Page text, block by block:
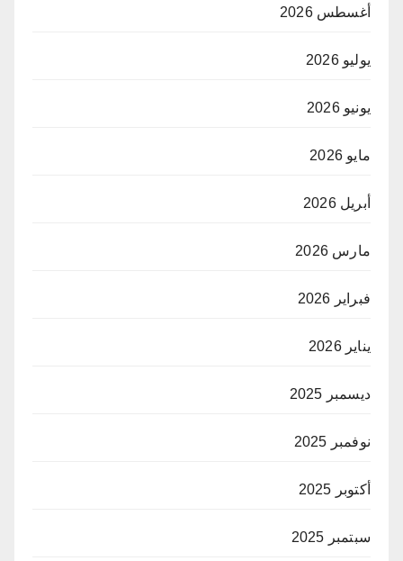
أغسطس 2026
يوليو 2026
يونيو 2026
مايو 2026
أبريل 2026
مارس 2026
فبراير 2026
يناير 2026
ديسمبر 2025
نوفمبر 2025
أكتوبر 2025
سبتمبر 2025